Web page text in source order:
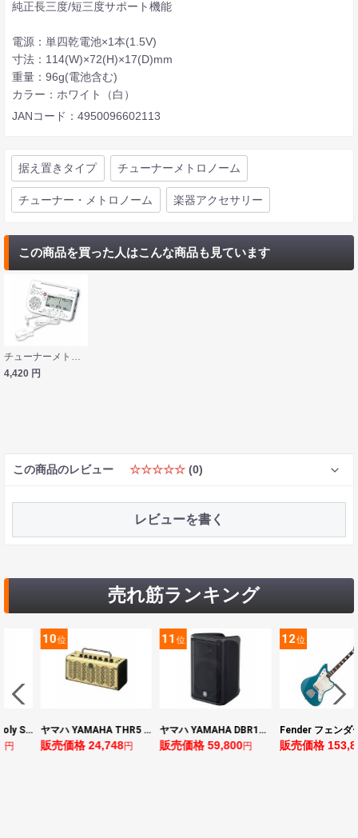
純正長三度/短三度サポート機能
電源：単四乾電池×1本(1.5V)
寸法：114(W)×72(H)×17(D)mm
重量：96g(電池含む)
カラー：ホワイト（白）
JANコード：4950096602113
据え置きタイプ チューナーメトロノーム
チューナー・メトロノーム 楽器アクセサリー
この商品を買った人はこんな商品も見ています
4,420 円
この商品のレビュー ☆☆☆☆☆ (0)
レビューを書く
売れ筋ランキング
BOSS ボス XS-1 Poly Shifter ギターエフェクター ピッチシフター
円
10位
ヤマハ YAMAHA THR5 コンパクトギターアンプ 小型アンプ
販売価格 24,748円
11位
ヤマハ YAMAHA DBR10 パワードスピーカー
販売価格 59,800円
12位
販売価格